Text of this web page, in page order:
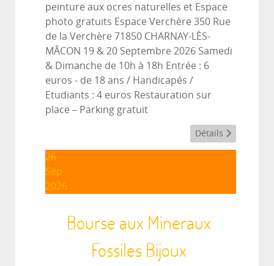
peinture aux ocres naturelles et Espace
photo gratuits Espace Verchère 350 Rue
de la Verchère 71850 CHARNAY-LÈS-
MÂCON 19 & 20 Septembre 2026 Samedi
& Dimanche de 10h à 18h Entrée : 6
euros - de 18 ans / Handicapés /
Etudiants : 4 euros Restauration sur
place – Parking gratuit
Détails
26
Sep
2026
Bourse aux Mineraux
Fossiles Bijoux